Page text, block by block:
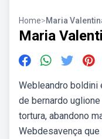
Home>Maria
Maria
Webleandro boldini
de bernardo
tortura, abandono
Webdesavença